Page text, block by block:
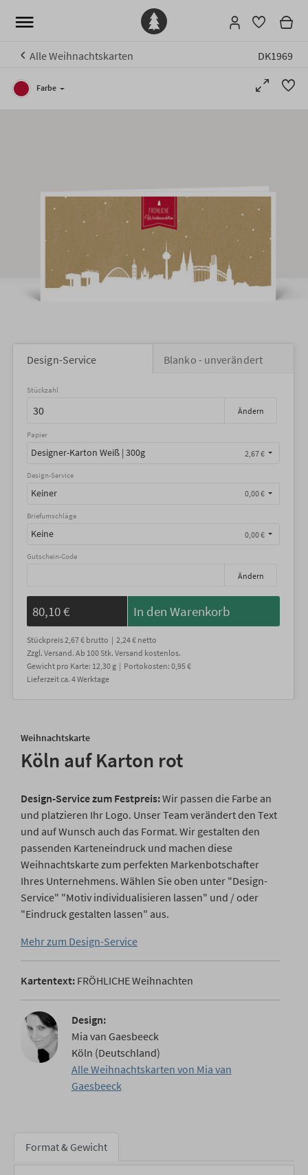
Alle Weihnachtskarten DK1969
Farbe
Design-Service Blanko - unverändert
Stückzahl
Ändern
Papier
Designer-Karton Weiß | 300g 2,67 €
Design-Service
Keiner 0,00 €
Briefumschläge
Keine 0,00 €
Gutschein-Code
Ändern
80,10 € In den Warenkorb
Stückpreis2,67 € brutto | 2,24 € netto
Zzgl. Versand. Ab 100 Stk. Versand kostenlos.
Gewicht pro Karte: 12,30 g | Portokosten: 0,95 €
Lieferzeitca. 4Werktage
Weihnachtskarte
Köln auf Karton rot
Design-Service zum Festpreis:Wir passen die Farbe an
und platzieren Ihr Logo. Unser Team verändert den Text
und auf Wunsch auch das Format. Wir gestalten den
passenden Karteneindruck und machen diese
Weihnachtskarte zum perfekten Markenbotschafter
Ihres Unternehmens. Wählen Sie oben unter "Design-
Service" "Motiv individualisieren lassen" und / oder
"Eindruck gestalten lassen" aus.
Mehr zum Design-Service
Kartentext: FRÖHLICHE Weihnachten
Design:
Mia van Gaesbeeck
Köln (Deutschland)
Alle Weihnachtskarten von Mia van
Gaesbeeck
Format & Gewicht